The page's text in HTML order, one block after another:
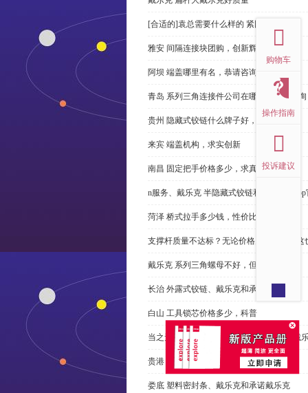
[合适的]袁总需要什么样的 紧固件？
雅安 间隔连接块团购，创新辉煌
阿坝 端盖哪里有名，恭请咨询
青岛 系列三角连接件公司在哪里，免费咨询
贵州 隐藏式铰链什么牌子好，恭请来电
来宾 端盖机构，求实创新
南昌 固定把手价格多少，求真务实
n服务、戴乐克 半隐藏式铰链和米乐体育
菏泽 桥式拉手多少钱，性价比高
支撑杆质量不达标？无论价格多么便宜，这
戴乐克 系列三角螺母不好，但更好
长治 外露式铰链、戴乐克和承诺戴乐克
白山 工具锁芯价格多少，科普
当之无愧的优秀宁波 直角回转锁制造商-戴
贵港 端盖制造商以其戴乐克下单
娄底 塑料密封条、戴乐克和承诺戴乐克
购物车
操作指南
投诉建议